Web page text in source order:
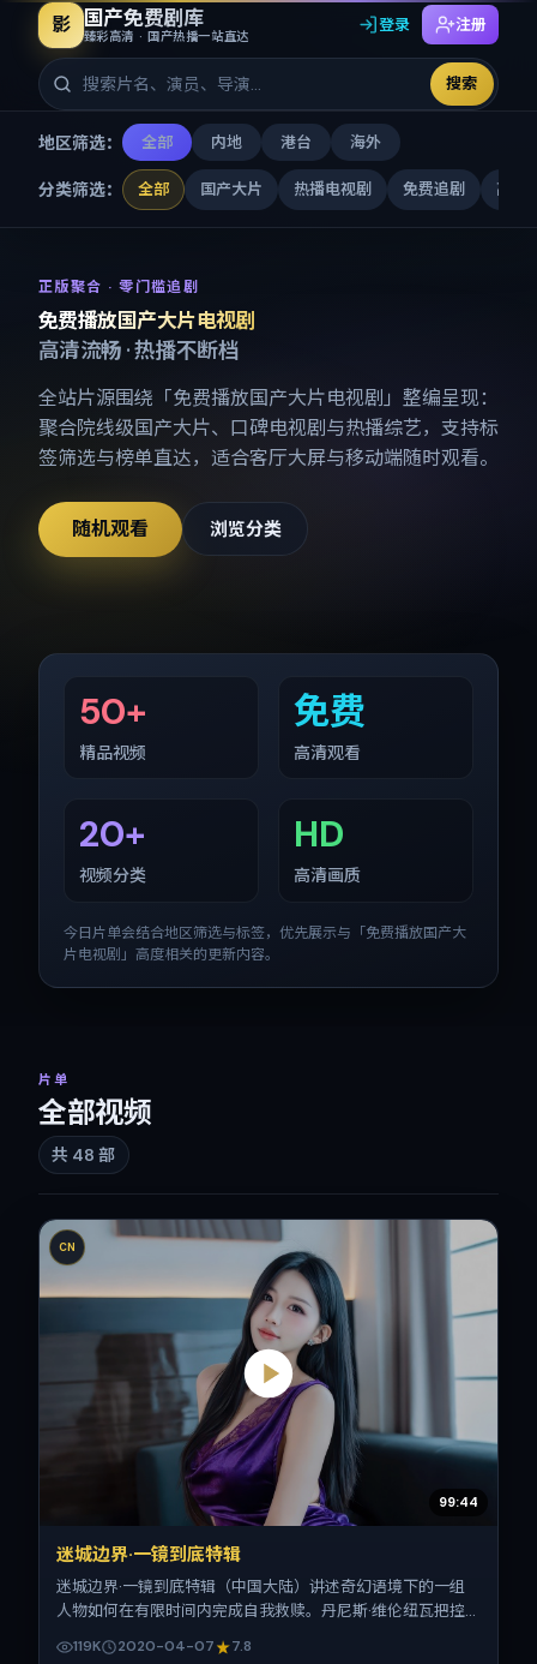
影 国产免费剧库
臻彩高清 · 国产热播一站直达
搜索
登录 注册
地区筛选： 全部 内地 港台 海外
分类筛选： 全部 国产大片 热播电视剧 免费追剧 高清
正版聚合 · 零门槛追剧
免费播放国产大片电视剧
高清流畅 · 热播不断档
全站片源围绕「免费播放国产大片电视剧 」整编呈现：
聚合院线级国产大片、口碑电视剧与热播综艺，支持标
签筛选与榜单直达，适合客厅大屏与移动端随时观看。
随机观看 浏览分类
50+
精品视频
免费
高清观看
20+
视频分类
HD
高清画质
今日片单会结合地区筛选与标签，优先展示与「免费播放国产大
片电视剧 」高度相关的更新内容。
片单
全部视频
共 48 部
CN
99:44
迷城边界·一镜到底特辑
迷城边界·一镜到底特辑（中国大陆）讲述奇幻语境下的一组
人物如何在有限时间内完成自我救赎。丹尼斯·维伦纽瓦把控
康纳、柯震东的表演层次丰富。影片定于 2020-04-07 起陆
119K 2020-04-07 7.8